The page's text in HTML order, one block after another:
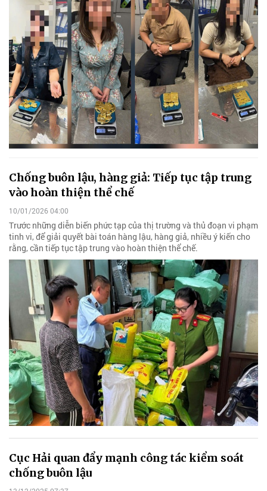
Chống buôn lậu, hàng giả: Tiếp tục tập trung
vào hoàn thiện thể chế
10/01/2026 04:00
Trước những diễn biến phức tạp của thị trường và thủ đoạn vi phạm
tinh vi, để giải quyết bài toán hàng lậu, hàng giả, nhiều ý kiến cho
rằng, cần tiếp tục tập trung vào hoàn thiện thể chế.
Cục Hải quan đẩy mạnh công tác kiểm soát
chống buôn lậu